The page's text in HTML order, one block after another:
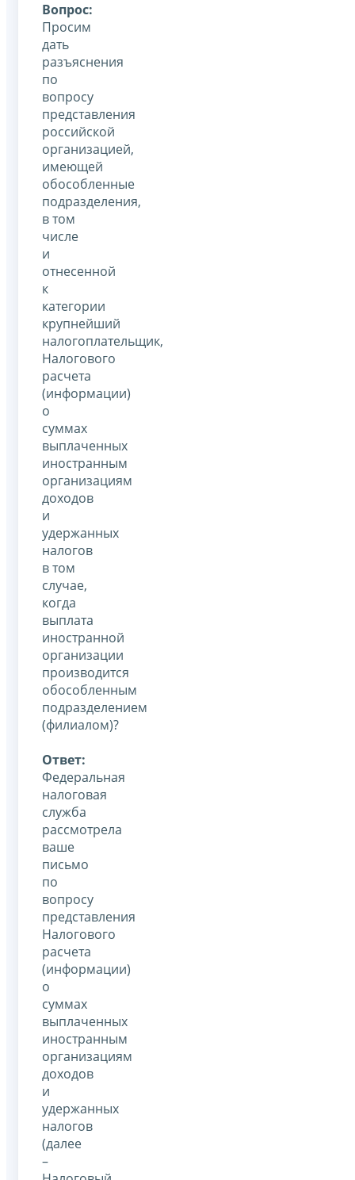
Вопрос:
Просим
дать
разъяснения
по
вопросу
представления
российской
организацией,
имеющей
обособленные
подразделения,
в том
числе
и
отнесенной
к
категории
крупнейший
налогоплательщик,
Налогового
расчета
(информации)
о
суммах
выплаченных
иностранным
организациям
доходов
и
удержанных
налогов
в том
случае,
когда
выплата
иностранной
организации
производится
обособленным
подразделением
(филиалом)?
Ответ:
Федеральная
налоговая
служба
рассмотрела
ваше
письмо
по
вопросу
представления
Налогового
расчета
(информации)
о
суммах
выплаченных
иностранным
организациям
доходов
и
удержанных
налогов
(далее
–